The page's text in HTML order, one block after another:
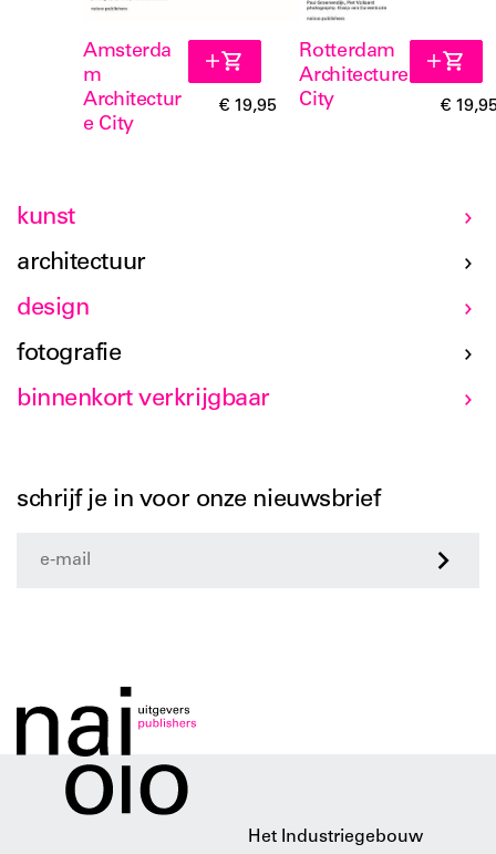
Amsterda
m
Architectur
e City
€ 19,95
Rotterdam
Architecture
City
€
kunst
architectuur
design
fotografie
binnenkort verkrijgbaar
schrijf je in voor onze nieuwsbrief
Het Industriegebouw